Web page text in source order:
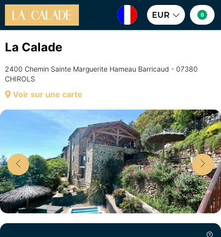
EUR 0
La Calade
2400 Chemin Sainte Marguerite Hameau Barricaud - 07380
CHIROLS
Voir sur une carte